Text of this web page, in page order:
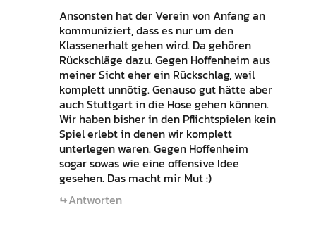
Ansonsten hat der Verein von Anfang an
kommuniziert, dass es nur um den
Klassenerhalt gehen wird. Da gehören
Rückschläge dazu. Gegen Hoffenheim aus
meiner Sicht eher ein Rückschlag, weil
komplett unnötig. Genauso gut hätte aber
auch Stuttgart in die Hose gehen können.
Wir haben bisher in den Pflichtspielen kein
Spiel erlebt in denen wir komplett
unterlegen waren. Gegen Hoffenheim
sogar sowas wie eine offensive Idee
gesehen. Das macht mir Mut :)
Antworten